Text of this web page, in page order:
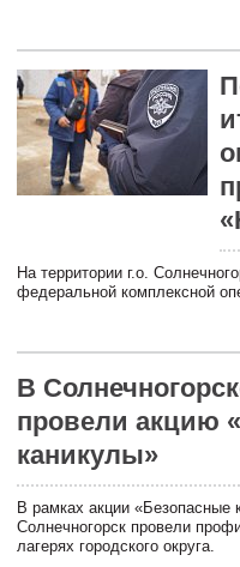
На территории г.о.
федеральной комплексной
В
провели акцию
каникулы»
В рамках акции
Солнечногорск провели
лагерях городского округа.